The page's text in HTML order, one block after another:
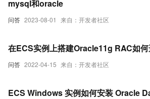
问答 2023-08-01 来自：开发者社区
mysql和oracle
问答 2022-04-15 来自：开发者社区
在ECS实例上搭建Oracle11g RAC如
ECS Windows 实例如何安装 Oracle